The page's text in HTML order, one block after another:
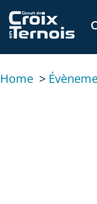
Home